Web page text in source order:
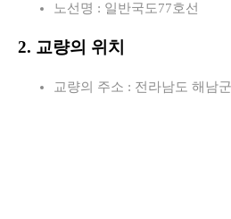
노선명 : 일반국도77호선
2. 교량의 위치
교량의 주소 : 전라남도 해남